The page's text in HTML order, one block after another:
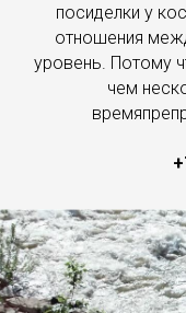
посиделки у
отношения
уровень. Потому
чем